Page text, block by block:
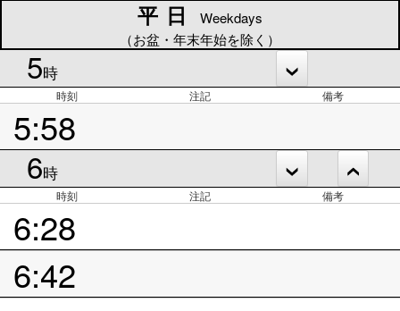
平日
Weekdays
（お盆・年末年始を除く）
5時
時刻 注記 備考
5:58
6時
時刻 注記 備考
6:28
6:42